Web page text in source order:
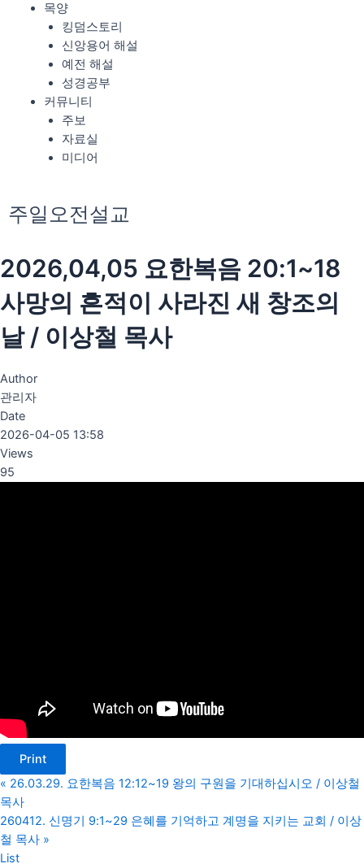
목양
킹덤스토리
신앙용어 해설
예전 해설
성경공부
커뮤니티
주보
자료실
미디어
주일오전설교
2026,04,05 요한복음 20:1~18
사망의 흔적이 사라진 새 창조의
날 / 이상철 목사
Author
관리자
Date
2026-04-05 13:58
Views
95
Print
« 26.03.29. 요한복음 12:12~19 왕의 구원을 기대하십시오 / 이상철
목사
260412. 신명기 9:1~29 은혜를 기억하고 계명을 지키는 교회 / 이상
철 목사 »
List